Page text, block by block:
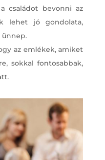
családot bevonni az
lehet jó gondolata,
ünnep.
az emlékek, amiket
sokkal fontosabbak,